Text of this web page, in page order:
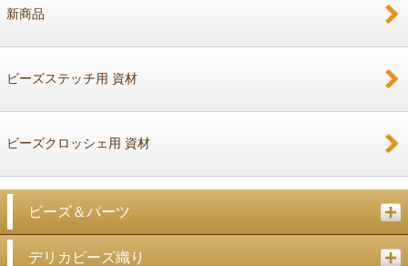
新商品
ビーズステッチ用 資材
ビーズクロッシェ用 資材
ビーズ＆パーツ
デリカビーズ織り